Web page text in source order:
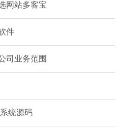
网站多客宝
件
司业务范围
统源码